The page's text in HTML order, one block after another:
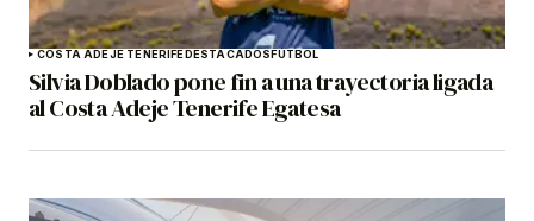
COSTA ADEJE TENERIFEDESTACADOSFÚTBOL
Silvia Doblado pone fin a una trayectoria ligada
al Costa Adeje Tenerife Egatesa